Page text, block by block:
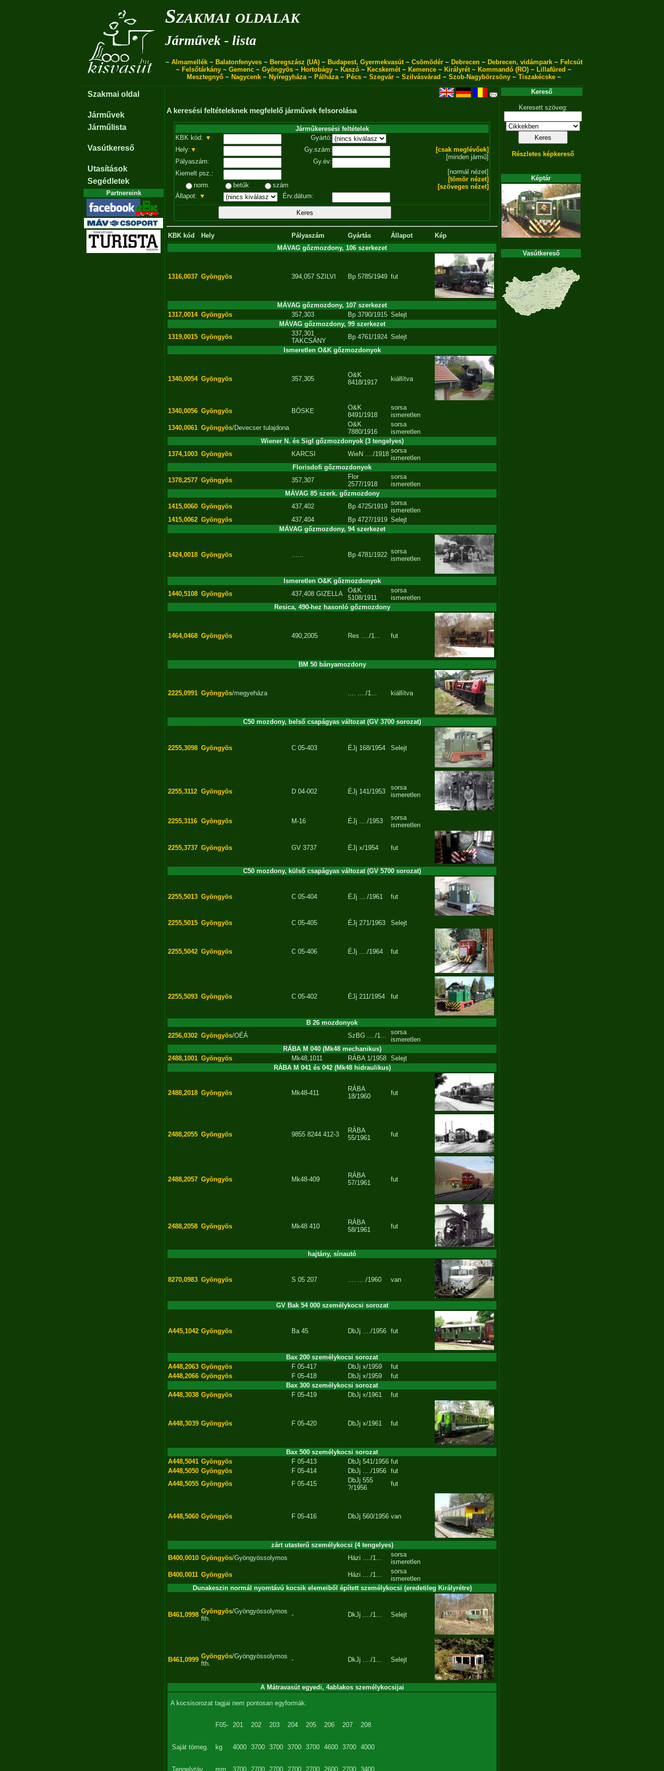
Szakmai oldalak
Járművek - lista
~ Almamellék~ Balatonfenyves~ Beregszász (UA)~ Budapest, Gyermekvasút~ Csömödér~ Debrecen~ Debrecen, vidámpark~ Felcsút
~ Felsőtárkány ~ Gemenc ~ Gyöngyös ~ Hortobágy ~ Kaszó ~ Kecskemét~ Kemence ~ Királyrét~ Kommandó (RO) ~ Lillafüred ~
Mesztegnyő~ Nagycenk~ Nyíregyháza~ Pálháza~ Pécs~ Szegvár~ Szilvásvárad ~ Szob-Nagybörzsöny~ Tiszakécske~
Szakmai oldal
Járművek
Járműlista
Vasútkereső
Utasítások
Segédletek
Partnereink
A keresési feltételeknek megfelelő járművek felsorolása
Járműkeresési feltételek
KBK kód: ▼
Gyártó:
[csak meglévőek]
[minden jármű]
[normál nézet]
[tömör nézet]
[szöveges nézet]
Hely: ▼
Gy.szám:
Pályaszám:
Gy.év:
Kiemelt psz.:
norm.
betűk
szám
Állapot: ▼ Érv.dátum:
KBK kód Hely Pályaszám Gyártás Állapot
Kép
MÁVAG gőzmozdony, 106 szerkezet
1316,0037 Gyöngyös 394,057 SZILVI Bp 5785/1949 fut
MÁVAG gőzmozdony, 107 szerkezet
1317,0014 Gyöngyös 357,303 Bp 3790/1915 Selejt
MÁVAG gőzmozdony, 99 szerkezet
1319,0015 Gyöngyös
337,301
TAKCSÁNY
Bp 4761/1924 Selejt
Ismeretlen O&K gőzmozdonyok
1340,0054 Gyöngyös 357,305
O&K
8418/1917
kiállítva
1340,0056 Gyöngyös BÖSKE
O&K
8491/1918
sorsa
ismeretlen
1340,0061 Gyöngyös/Devecser tulajdona
O&K
7880/1916
sorsa
ismeretlen
Wiener N. és Sigl gőzmozdonyok (3 tengelyes)
1374,1003 Gyöngyös KARCSI WieN ..../1918 sorsa
ismeretlen
Florisdofi gőzmozdonyok
1378,2577 Gyöngyös 357,307
Flor
2577/1918
sorsa
ismeretlen
MÁVAG 85 szerk. gőzmozdony
1415,0060 Gyöngyös 437,402 Bp 4725/1919 sorsa
ismeretlen
1415,0062 Gyöngyös 437,404 Bp 4727/1919 Selejt
MÁVAG gőzmozdony, 94 szerkezet
1424,0018 Gyöngyös Bp 4781/1922 sorsa
ismeretlen
Ismeretlen O&K gőzmozdonyok
1440,5108 Gyöngyös 437,408 GIZELLA
O&K
5108/1911
sorsa
ismeretlen
Resica, 490-hez hasonló gőzmozdony
1464,0468 Gyöngyös 490,2005 Res ..../1... fut
BM 50 bányamozdony
2225,0991 Gyöngyös/megyeháza ..../1... kiállítva
C50 mozdony, belső csapágyas változat (GV 3700 sorozat)
2255,3098 Gyöngyös C 05-403 ÉJj 168/1954 Selejt
2255,3112 Gyöngyös D 04-002 ÉJj 141/1953
sorsa
ismeretlen
2255,3116 Gyöngyös M-16 ÉJj ..../1953
sorsa
ismeretlen
2255,3737 Gyöngyös GV 3737 ÉJj x/1954 fut
C50 mozdony, külső csapágyas változat (GV 5700 sorozat)
2255,5013 Gyöngyös C 05-404 ÉJj ..../1961 fut
2255,5015 Gyöngyös C 05-405 ÉJj 271/1963 Selejt
2255,5042 Gyöngyös C 05-406 ÉJj ..../1964 fut
2255,5093 Gyöngyös C 05-402 ÉJj 211/1954 fut
B 26 mozdonyok
2256,0302 Gyöngyös/OÉÁ SzBG ..../1...
sorsa
ismeretlen
RÁBA M 040 (Mk48 mechanikus)
2488,1001 Gyöngyös Mk48,1011 RÁBA 1/1958 Selejt
RÁBA M 041 és 042 (Mk48 hidraulikus)
2488,2018 Gyöngyös Mk48-411
RÁBA
18/1960
fut
2488,2055 Gyöngyös 9855 8244 412-3
RÁBA
55/1961
fut
2488,2057 Gyöngyös Mk48-409
RÁBA
57/1961
fut
2488,2058 Gyöngyös Mk48 410
RÁBA
58/1961
fut
hajtány, sínautó
8270,0983 Gyöngyös S 05 207 ..../1960 van
GV Bak 54 000 személykocsi sorozat
A445,1042 Gyöngyös Ba 45 DbJj ..../1956 fut
Bax 200 személykocsi sorozat
A448,2063 Gyöngyös F 05-417 DbJj x/1959
fut
A448,2066 Gyöngyös F 05-418 DbJj x/1959
fut
Bax 300 személykocsi sorozat
A448,3038 Gyöngyös F 05-419 DbJj x/1961 fut
A448,3039 Gyöngyös F 05-420 DbJj x/1961 fut
Bax 500 személykocsi sorozat
A448,5041 Gyöngyös F 05-413 DbJj 541/1956 fut
A448,5050 Gyöngyös F 05-414 DbJj ..../1956 fut
A448,5055 Gyöngyös F 05-415 DbJj 555
?/1956
fut
A448,5060 Gyöngyös F 05-416 DbJj 560/1956 van
zárt utasterű személykocsi (4 tengelyes)
B400,0010 Gyöngyös/Gyöngyössolymos Házi ..../1...
sorsa
ismeretlen
B400,0011 Gyöngyös Házi ..../1...
sorsa
ismeretlen
Dunakeszin normál nyomtávú kocsik elemeiből épített személykocsi (eredetileg Királyrétre)
B461,0998 Gyöngyös/Gyöngyössolymos
fth.
- DkJj ..../1... Selejt
B461,0999 Gyöngyös/Gyöngyössolymos
fth.
- DkJj ..../1... Selejt
A Mátravasút egyedi, 4ablakos személykocsijai
A kocsisorozat tagjai nem pontosan egyformák.
F05- 201 202 203 204 205 206 207 208
Saját tömeg. kg 4000 3700 3700 3700 3700 4600 3700 4000
Tengelytáv mm 3700 2700 2700 2700 2700 2600 2700 3400
Kereső
Keresett szöveg:
Részletes képkereső
Képtár
Vasútkereső